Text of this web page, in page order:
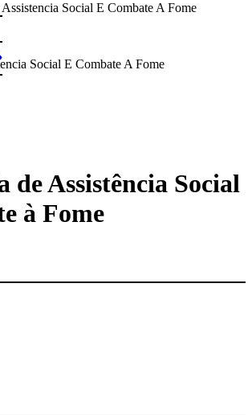
Assistencia Social E Combate A Fome
Social E Combate A Fome
de Assistência Social
à Fome